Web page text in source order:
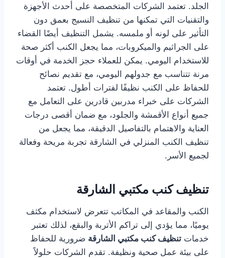
الجلد. تعتمد الشركات المتخصصة على أحدث الأجهزة
والتقنيات التي تمكنها من تنظيف النسيج بعمق دون
التأثير على لونه أو ملمسه. يشمل التنظيف أيضًا القضاء
على الجراثيم والميكروبات، مما يجعل الكنب أكثر صحة
للاستخدام اليومي. يمكن للعملاء حجز الخدمة في أوقات
مرنة تتناسب مع جدولهم اليومي، مع تقديم نصائح
للحفاظ على الكنب نظيفًا لفترات أطول. تعتمد
الشركات على خبراء مدربين قادرين على التعامل مع
جميع أنواع الأقمشة والجلود، مع ضمان أقصى درجات
العناية والاهتمام بالتفاصيل الدقيقة، مما يجعل من
تنظيف الكنب المنزلي في الشارقة تجربة مريحة وفعالة
لجميع الأسر.
تنظيف كنب مكتبي الشارقة
الكنب والمقاعد في المكاتب تتعرض لاستخدام مكثف
يوميًا، مما يؤدي إلى تراكم الأتربة والبقع، لذلك تعتبر
خدمات تنظيف كنب مكتبي الشارقة ضرورية للحفاظ
على بيئة عمل صحية ونظيفة. تقدم الشركات حلولاً